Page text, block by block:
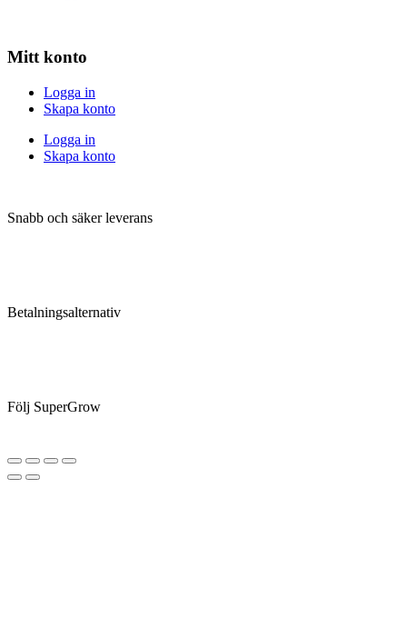
Mitt konto
Logga in
Skapa konto
Logga in
Skapa konto
Snabb och säker leverans
Betalningsalternativ
Följ SuperGrow